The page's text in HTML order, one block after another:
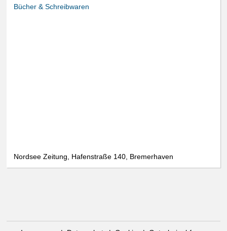
Bücher & Schreibwaren
Nordsee Zeitung, Hafenstraße 140, Bremerhaven